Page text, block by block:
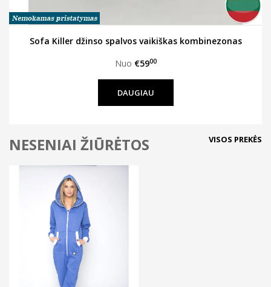
Sofa Killer džinso spalvos vaikiškas kombinezonas
Nuo €5900
DAUGIAU
NESENIAI ŽIŪRĖTOS VISOS PREKĖS